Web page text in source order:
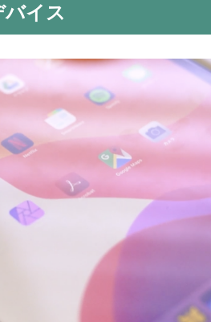
イス